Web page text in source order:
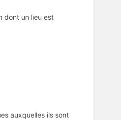
dont un lieu est
auxquelles ils sont